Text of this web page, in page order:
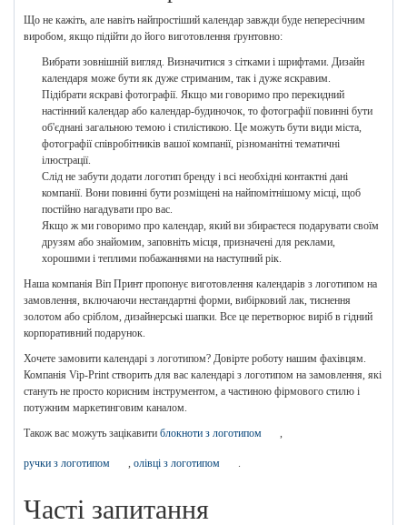
Що не кажіть, але навіть найпростіший календар завжди буде непересічним
виробом, якщо підійти до його виготовлення ґрунтовно:
Вибрати зовнішній вигляд. Визначитися з сітками і шрифтами. Дизайн
календаря може бути як дуже стриманим, так і дуже яскравим.
Підібрати яскраві фотографії. Якщо ми говоримо про перекидний
настінний календар або календар-будиночок, то фотографії повинні бути
об'єднані загальною темою і стилістикою. Це можуть бути види міста,
фотографії співробітників вашої компанії, різноманітні тематичні
ілюстрації.
Слід не забути додати логотип бренду і всі необхідні контактні дані
компанії. Вони повинні бути розміщені на найпомітнішому місці, щоб
постійно нагадувати про вас.
Якщо ж ми говоримо про календар, який ви збираєтеся подарувати своїм
друзям або знайомим, заповніть місця, призначені для реклами,
хорошими і теплими побажаннями на наступний рік.
Наша компанія Віп Принт пропонує виготовлення календарів з логотипом на
замовлення, включаючи нестандартні форми, вибірковий лак, тиснення
золотом або сріблом, дизайнерські шапки. Все це перетворює виріб в гідний
корпоративний подарунок.
Хочете замовити календарі з логотипом? Довірте роботу нашим фахівцям.
Компанія Vip-Print створить для вас календарі з логотипом на замовлення, які
стануть не просто корисним інструментом, а частиною фірмового стилю і
потужним маркетинговим каналом.
Також вас можуть зацікавити блокноти з логотипом
ручки з логотипом олівці з логотипом
Часті запитання